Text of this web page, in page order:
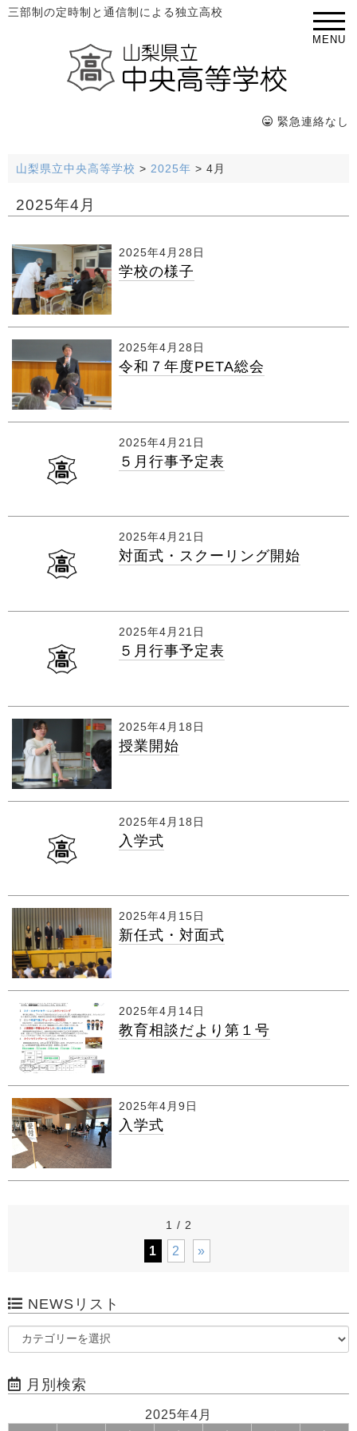
MENU
三部制の定時制と通信制による独立高校
緊急連絡なし
山梨県立中央高等学校 > 2025年 > 4月
2025年4月
2025年4月28日
学校の様子
2025年4月28日
令和７年度PETA総会
2025年4月21日
５月行事予定表
2025年4月21日
対面式・スクーリング開始
2025年4月21日
５月行事予定表
2025年4月18日
授業開始
2025年4月18日
入学式
2025年4月15日
新任式・対面式
2025年4月14日
教育相談だより第１号
2025年4月9日
入学式
1 / 2
1 2 »
NEWSリスト
月別検索
2025年4月